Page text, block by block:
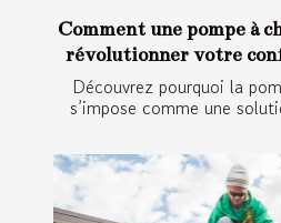
Comment une pompe à
révolutionner votre
Découvrez pourquoi la
s’impose comme une